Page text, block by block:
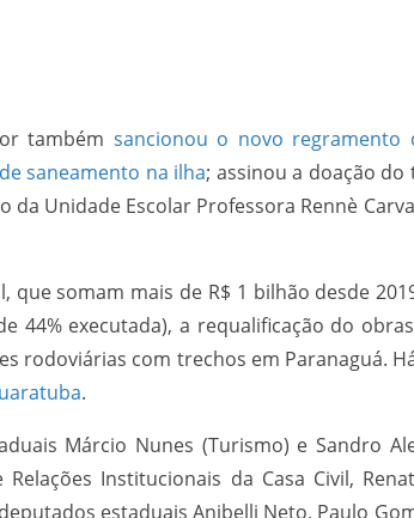
também sancionou o novo regramento
saneamento na ilha; assinou a doação do
Unidade Escolar Professora Rennè
somam mais de R$ 1 bilhão desde
44% executada), a requalificação do
rodoviárias com trechos em Paranaguá.
.
Márcio Nunes (Turismo) e Sandro
Institucionais da Casa Civil,
estaduais Anibelli Neto, Paulo